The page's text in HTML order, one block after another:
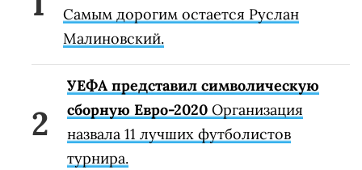
Самым дорогим остается Руслан
Малиновский.
УЕФА представил символическую
сборную Евро-2020 Организация
назвала 11 лучших футболистов
турнира.